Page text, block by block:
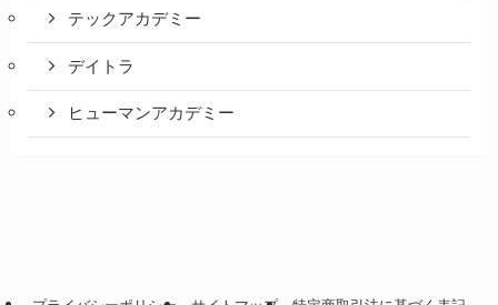
テックアカデミー
デイトラ
ヒューマンアカデミー